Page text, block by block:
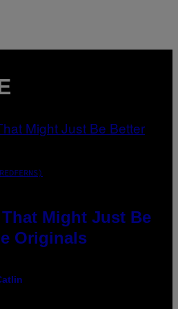
Might Just Be
Originals